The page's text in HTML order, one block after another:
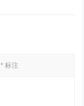
* 标注